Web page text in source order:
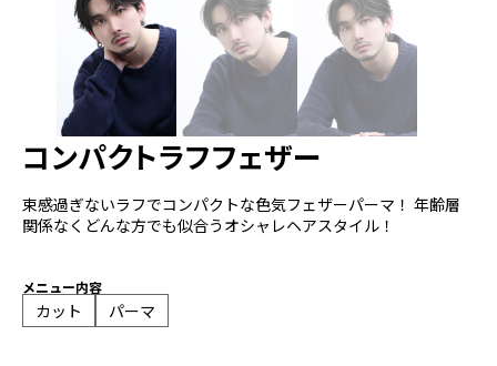
コンパクトラフフェザー
束感過ぎないラフでコンパクトな色気フェザーパーマ！ 年齢層
関係なくどんな方でも似合うオシャレヘアスタイル！
メニュー内容
カット パーマ